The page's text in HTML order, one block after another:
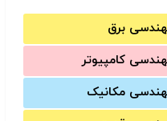
برق
کامپیوتر
مکانیک